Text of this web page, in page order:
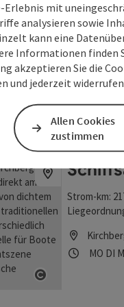
Copyright
Kirchberg
​​Einer von
lädt
MODI
Obermühl
Strom-km:
GPS:
MO DI
Erlebnis mit
analysieren sowie
kann eine
Informationen finden
akzeptieren Sie die
und jederzeit
Allen Cookies
zustimmen